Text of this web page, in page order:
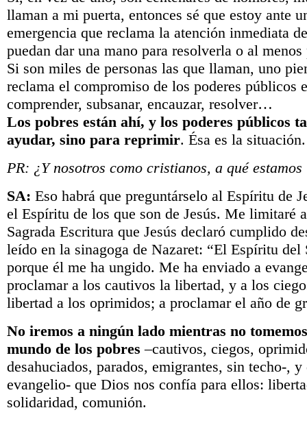
llaman a mi puerta, entonces sé que estoy ante
emergencia que reclama la atención inmediata
puedan dar una mano para resolverla o al
Si son miles de personas las que llaman, uno
reclama el compromiso de los poderes públicos
comprender, subsanar, encauzar, resolver…
Los pobres están ahí, y los poderes públicos
ayudar, sino para reprimir. Ésa es la situación.
PR: ¿Y nosotros como cristianos, a qué
SA: Eso habrá que preguntárselo al Espíritu de
el Espíritu de los que son de Jesús. Me limitaré
Sagrada Escritura que Jesús declaró cumplido
leído en la sinagoga de Nazaret: “El Espíritu del
porque él me ha ungido. Me ha enviado a
proclamar a los cautivos la libertad, y a los
libertad a los oprimidos; a proclamar el año de
No iremos a ningún lado mientras no
mundo de los pobres –cautivos, ciegos,
desahuciados, parados, emigrantes, sin techo-,
evangelio- que Dios nos confía para ellos:
solidaridad, comunión.